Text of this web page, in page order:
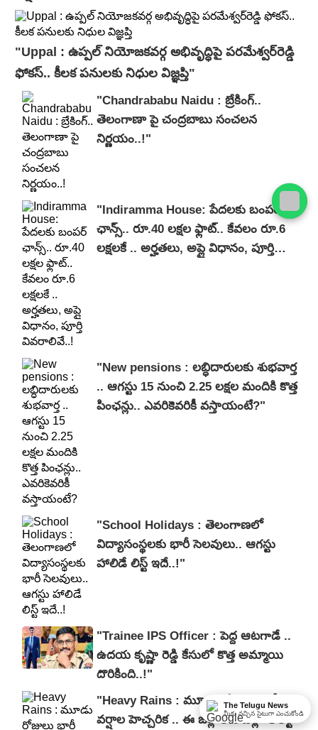
"Uppal : ఉప్పల్ నియోజకవర్గ అభివృద్ధిపై పరమేశ్వర్‌రెడ్డి
ఫోకస్.. కీలక పనులకు నిధుల విజ్ఞప్తి"
"Chandrababu Naidu : బ్రేకింగ్..
తెలంగాణా పై చంద్రబాబు సంచలన
నిర్ణయం..!"
"Indiramma House: పేదలకు బంపర్
ఛాన్స్.. రూ.40 లక్షల ఫ్లాట్.. కేవలం రూ.6
లక్షలకే .. అర్హతలు, అప్లై విధానం, పూర్తి
"New pensions : లబ్ధిదారులకు శుభవార్త
.. ఆగస్టు 15 నుంచి 2.25 లక్షల మందికి కొత్త
పింఛన్లు.. ఎవరికెవరికీ వస్తాయంటే?"
"School Holidays : తెలంగాణలో
విద్యాసంస్థలకు భారీ సెలవులు.. ఆగస్టు
హాలిడే లిస్ట్ ఇదే..!"
"Trainee IPS Officer : పెద్ద ఆటగాడే ..
ఉదయ కృష్ణా రెడ్డి కేసులో కొత్త అమ్మాయి
దొరికింది..!"
"Heavy Rains : మూడు రోజులు భారీ
వర్షాల హెచ్చరిక .. ఈ జిల్లాలకు ఎల్లో అలర్ట్
The Telugu News
మీకు నచ్చిన సైటుగా ఎంచుకోండి